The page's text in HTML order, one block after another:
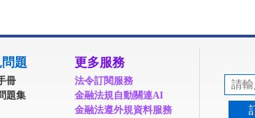
題
冊
題集
更多服務
法令訂閱服務
金融法規自動關連AI
金融法遵外規資料服務